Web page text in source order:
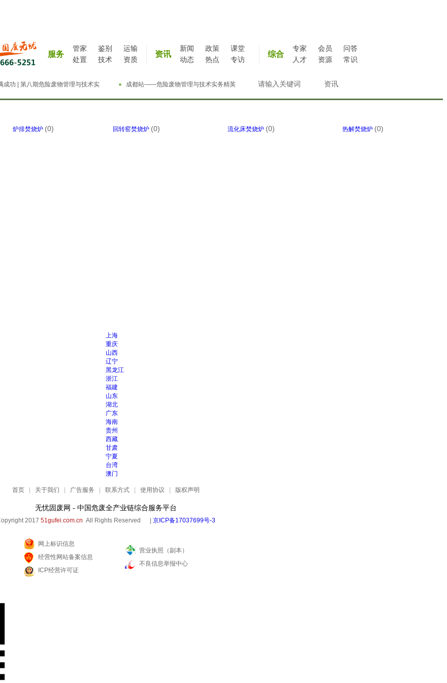
服务
管家 鉴别
运输
处置
技术 资质
资讯
新闻 政策
课堂
动态
热点 专访
综合
专家 会员
问答
人才
资源 常识
成功 | 第八期危险废物管理与技术实
特训营
成都站——危险废物管理与技术实务精英
特训营完成
炉排焚烧炉 (0) 回转窑焚烧炉 (0) 流化床焚烧炉 (0) 热解焚烧炉 (0)
上海
重庆
山西
辽宁
黑龙江
浙江
福建
山东
湖北
广东
海南
贵州
西藏
甘肃
宁夏
台湾
澳门
首页 关于我们 广告服务 联系方式 使用协议 版权声明
无忧固废网 - 中国危废全产业链综合服务平台
2017 51gufei.com.cn All Rights Reserved | 京ICP备17037699号-3
网上标识信息
经营性网站备案信息
ICP经营许可证
营业执照（副本）
不良信息举报中心